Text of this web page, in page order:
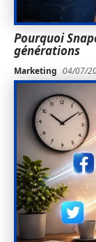
Pourquoi
générations
Marketing 04/07/